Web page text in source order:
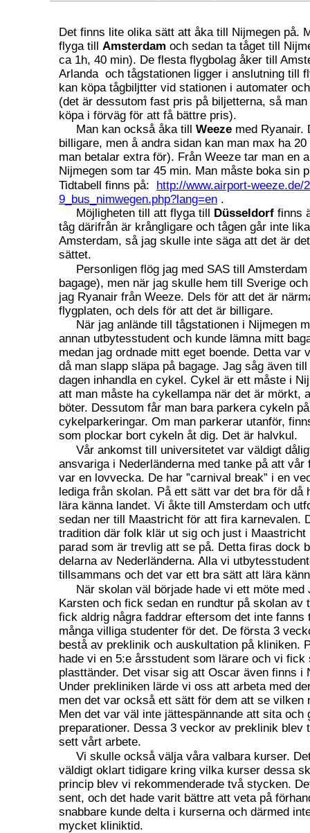
Det finns lite olika sätt att åka till Nijmegen på.
flyga till Amsterdam och sedan ta tåget till
ca 1h, 40 min). De flesta flygbolag åker till
Arlanda och tågstationen ligger i anslutning till
kan köpa tågbiljtter vid stationen i automater
(det är dessutom fast pris på biljetterna, så
köpa i förväg för att få bättre pris).
Man kan också åka till Weeze med Ryanair.
billigare, men å andra sidan kan man max ha
man betalar extra för). Från Weeze tar man en
Nijmegen som tar 45 min. Man måste boka sin
Tidtabell finns på:
http://www.airport-weeze.de/
9_bus_nimwegen.php?lang=en .
Möjligheten till att flyga till Düsseldorf finns
tåg därifrån är krångligare och tågen går inte
Amsterdam, så jag skulle inte säga att det är
sättet.
Personligen flög jag med SAS till
bagage), men när jag skulle hem till Sverige
jag Ryanair från Weeze. Dels för att det är
flygplaten, och dels för att det är billigare.
När jag anlände till tågstationen i Nijmegen
annan utbytesstudent och kunde lämna mitt
medan jag ordnade mitt eget boende. Detta var
då man slapp släpa på bagage. Jag såg även
dagen inhandla en cykel. Cykel är ett måste i
att man måste ha cykellampa när det är mörkt,
böter. Dessutom får man bara parkera cykeln på
cykelparkeringar. Om man parkerar utanför,
som plockar bort cykeln åt dig. Det är halvkul.
Vår ankomst till universitetet var väldigt
ansvariga i Nederländerna med tanke på att vår
var en lovvecka. De har ”carnival break” i en
lediga från skolan. På ett sätt var det bra för då
lära känna landet. Vi åkte till Amsterdam och
sedan ner till Maastricht för att fira karnevalen.
tradition där folk klär ut sig och just i Maastricht
parad som är trevlig att se på. Detta firas dock
delarna av Nederländerna. Alla vi
tillsammans och det var ett bra sätt att lära
När skolan väl började hade vi ett möte med
Karsten och fick sedan en rundtur på skolan av
fick aldrig några faddrar eftersom det inte fanns
många villiga studenter för det. De första 3
bestå av preklinik och auskultation på kliniken.
hade vi en 5:e årsstudent som lärare och vi fick
plasttänder. Det visar sig att Oscar även finns i
Under prekliniken lärde vi oss att arbeta med
men det var också ett sätt för dem att se vilken
Men det var väl inte jättespännande att sita och
preparationer. Dessa 3 veckor av preklinik blev
sett vårt arbete.
Vi skulle också välja våra valbara kurser.
väldigt oklart tidigare kring vilka kurser dessa
princip blev vi rekommenderade två stycken.
sent, och det hade varit bättre att veta på
snabbare kunde delta i kurserna och därmed
mycket kliniktid.